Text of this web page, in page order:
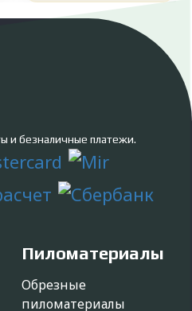
и безналичные платежи.
Пиломатериалы
Обрезные
пиломатериалы